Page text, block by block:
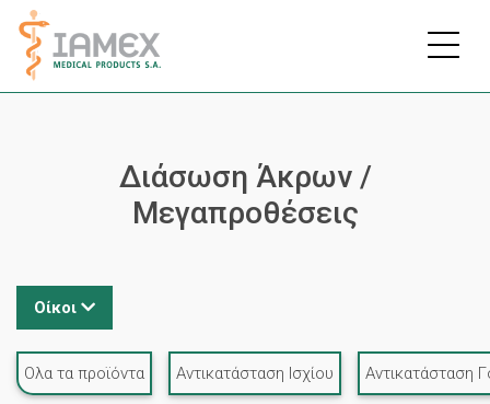
Παράκαμψη
προς
κυρίως
Διάσωση Άκρων /
Μεγαπροθέσεις
Οίκοι
Ολα τα προϊόντα Αντικατάσταση Ισχίου Αντικατάσταση